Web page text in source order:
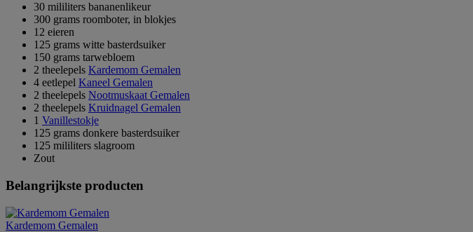
30 mililiters bananenlikeur
300 grams roomboter, in blokjes
12 eieren
125 grams witte basterdsuiker
150 grams tarwebloem
2 theelepels Kardemom Gemalen
4 eetlepel Kaneel Gemalen
2 theelepels Nootmuskaat Gemalen
2 theelepels Kruidnagel Gemalen
1 Vanillestokje
125 grams donkere basterdsuiker
125 mililiters slagroom
Zout
Belangrijkste producten
Kardemom Gemalen